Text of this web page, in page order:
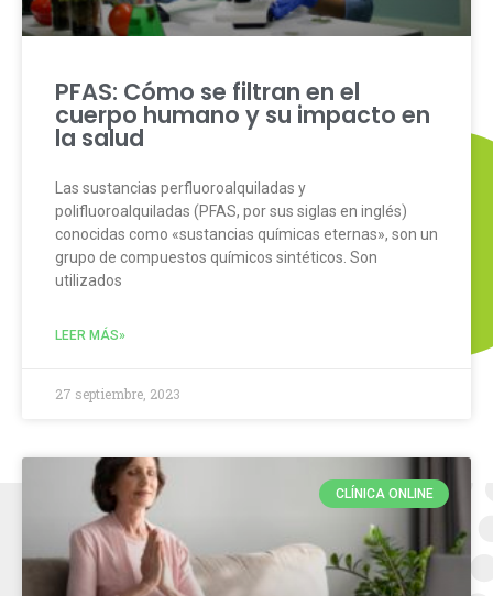
PFAS: Cómo se filtran en el
cuerpo humano y su impacto en
la salud
Las sustancias perfluoroalquiladas y
polifluoroalquiladas (PFAS, por sus siglas en inglés)
conocidas como «sustancias químicas eternas», son un
grupo de compuestos químicos sintéticos. Son
utilizados
LEER MÁS»
27 septiembre, 2023
CLÍNICA ONLINE